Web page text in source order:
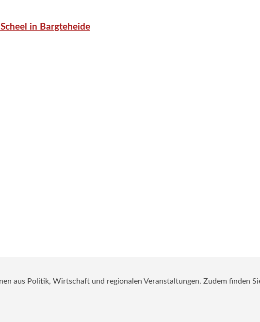
in Bargteheide
aus Politik, Wirtschaft und regionalen Veranstaltungen. Zudem finden